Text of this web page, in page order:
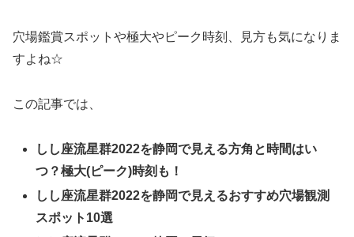
穴場鑑賞スポットや極大やピーク時刻、見方も気になりま
すよね☆
この記事では、
しし座流星群2022を静岡で見える方角と時間はい
つ？極大(ピーク)時刻も！
しし座流星群2022を静岡で見えるおすすめ穴場観測
スポット10選